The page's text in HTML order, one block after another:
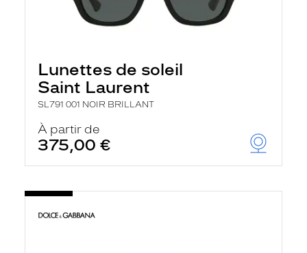
Lunettes de soleil
Saint Laurent
SL791 001 NOIR BRILLANT
À partir de
375,00 €